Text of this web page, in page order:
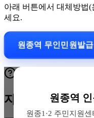
아래 버튼에서 대체방법
세요.
원종역 무인민원발
원종역
원종1·2 주민지원센
자주 묻는 질문